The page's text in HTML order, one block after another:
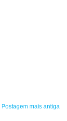
Postagem mais antiga